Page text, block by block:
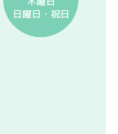
日曜日・祝日